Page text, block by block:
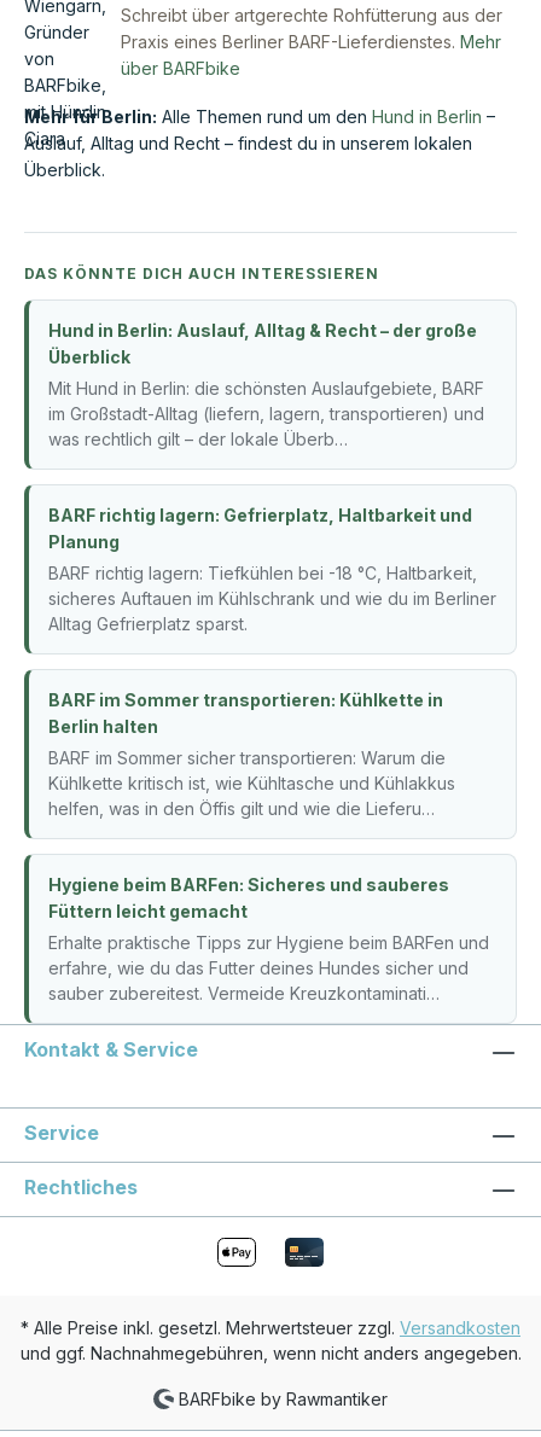
Schreibt über artgerechte Rohfütterung aus der
Praxis eines Berliner BARF-Lieferdienstes. Mehr
über BARFbike
Mehr für Berlin: Alle Themen rund um den Hund in Berlin –
Auslauf, Alltag und Recht – findest du in unserem lokalen
Überblick.
DAS KÖNNTE DICH AUCH INTERESSIEREN
Hund in Berlin: Auslauf, Alltag & Recht – der große
Überblick
Mit Hund in Berlin: die schönsten Auslaufgebiete, BARF
im Großstadt-Alltag (liefern, lagern, transportieren) und
was rechtlich gilt – der lokale Überb…
BARF richtig lagern: Gefrierplatz, Haltbarkeit und
Planung
BARF richtig lagern: Tiefkühlen bei -18 °C, Haltbarkeit,
sicheres Auftauen im Kühlschrank und wie du im Berliner
Alltag Gefrierplatz sparst.
BARF im Sommer transportieren: Kühlkette in
Berlin halten
BARF im Sommer sicher transportieren: Warum die
Kühlkette kritisch ist, wie Kühltasche und Kühlakkus
helfen, was in den Öffis gilt und wie die Lieferu…
Hygiene beim BARFen: Sicheres und sauberes
Füttern leicht gemacht
Erhalte praktische Tipps zur Hygiene beim BARFen und
erfahre, wie du das Futter deines Hundes sicher und
sauber zubereitest. Vermeide Kreuzkontaminati…
Kontakt & Service
Service
Rechtliches
* Alle Preise inkl. gesetzl. Mehrwertsteuer zzgl. Versandkosten
und ggf. Nachnahmegebühren, wenn nicht anders angegeben.
BARFbike by Rawmantiker